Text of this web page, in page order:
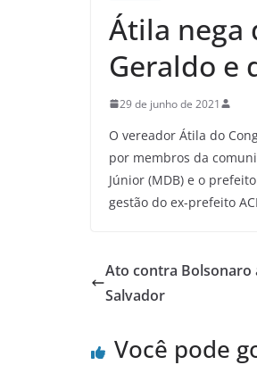
Átila nega
Geraldo e
29 de junho de 2021
O vereador Átila do
por membros da
Júnior (MDB) e o
gestão do ex-prefeito
Ato contra Bolsonaro
Salvador
Você pode